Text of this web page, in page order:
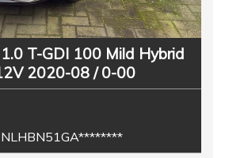
T-GDI 100 Mild Hybrid
2020-08 / 0-00
NLHBN51GA********